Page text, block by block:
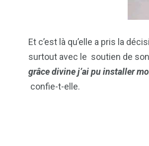
Et c’est là qu’elle a pris la
surtout avec le soutien de
grâce divine j’ai pu installer
confie-t-elle.